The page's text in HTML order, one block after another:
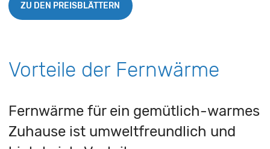
ZU DEN PREISBLÄTTERN
Vorteile der Fernwärme
Fernwärme für ein gemütlich-warmes
Zuhause ist umweltfreundlich und